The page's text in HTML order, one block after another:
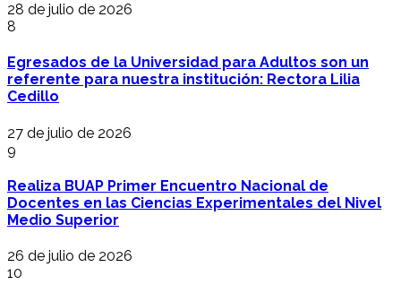
28 de julio de 2026
8
Egresados de la Universidad para Adultos son un
referente para nuestra institución: Rectora Lilia
Cedillo
27 de julio de 2026
9
Realiza BUAP Primer Encuentro Nacional de
Docentes en las Ciencias Experimentales del Nivel
Medio Superior
26 de julio de 2026
10